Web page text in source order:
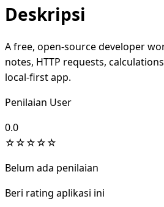
Deskripsi
A free, open-source developer
notes, HTTP requests,
local-first app.
Penilaian User
0.0
☆☆☆☆☆
Belum ada penilaian
Beri rating aplikasi ini